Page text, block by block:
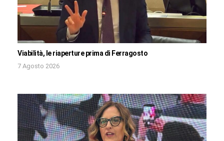
Viabilità, le riaperture prima di Ferragosto
7 Agosto 2026